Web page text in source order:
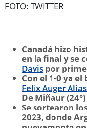
FOTO: TWITTER
Canadá hizo
en la final y se
Davis por
Con el 1-0 ya
Felix Auger
De Miñaur
Se sortearon
2023, donde